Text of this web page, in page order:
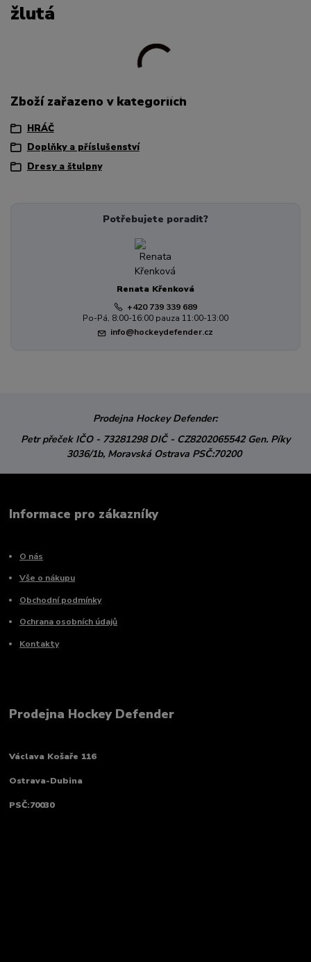
žlutá
Zboží zařazeno v kategoriích
HRÁČ
Doplňky a příslušenství
Dresy a štulpny
Potřebujete poradit?
Renata Křenková
+420 739 339 689
Po-Pá, 8:00-16:00 pauza 11:00-13:00
info@hockeydefender.cz
Prodejna Hockey Defender:
Petr přeček IČO - 73281298DIČ - CZ8202065542 Gen. Píky
3036/1b, Moravská Ostrava PSČ:70200
Informace pro zákazníky
O nás
Vše o nákupu
Obchodní podmínky
Ochrana osobních údajů
Kontakty
Prodejna Hockey Defender
Václava Košaře 116
Ostrava-Dubina
PSČ:70030